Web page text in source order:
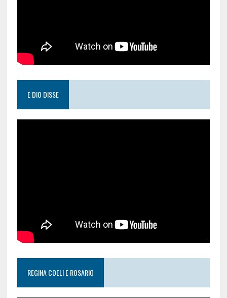
E DIO DISSE
REGINA COELI E ROSARIO